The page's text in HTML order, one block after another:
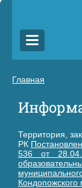
Главная
Территория,
РК
536 от